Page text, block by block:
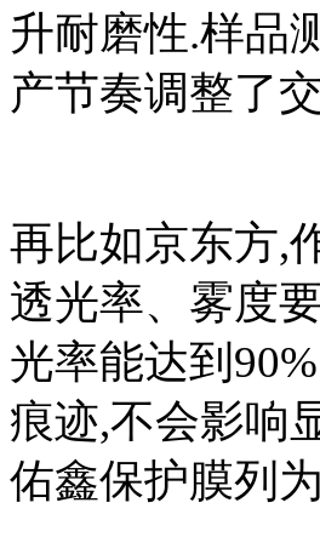
升耐磨性.样品
产节奏调整了
再比如京东方,
透光率、雾度
光率能达到
痕迹,不会影响
佑鑫保护膜列